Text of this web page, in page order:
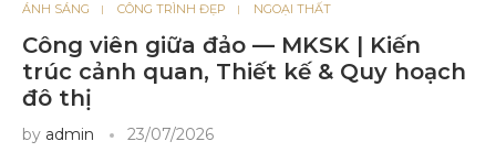
ÁNH SÁNG CÔNG TRÌNH ĐẸP NGOẠI THẤT
Công viên giữa đảo — MKSK | Kiến
trúc cảnh quan, Thiết kế & Quy hoạch
đô thị
by admin 23/07/2026